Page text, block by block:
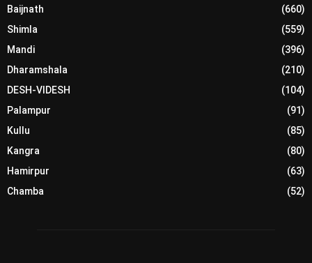
Baijnath
(660)
Shimla
(559)
Mandi
(396)
Dharamshala
(210)
DESH-VIDESH
(104)
Palampur
(91)
Kullu
(85)
Kangra
(80)
Hamirpur
(63)
Chamba
(52)